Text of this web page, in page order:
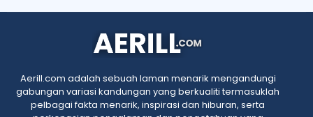
2011(45)
2010(5)
Aerill.com adalah sebuah laman menarik mengandungi
gabungan variasi kandungan yang berkualiti termasuklah
pelbagai fakta menarik, inspirasi dan hiburan, serta